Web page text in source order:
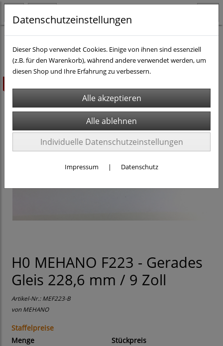
H0 MEHANO F223 - Gerades
Gleis 228,6 mm / 9 Zoll
Artikel-Nr.:MEF223-B
vonMEHANO
Staffelpreise
Menge
Stückpreis
Datenschutzeinstellungen
Dieser Shop verwendet Cookies. Einige von ihnen sind essenziell
(z.B. für den Warenkorb), während andere verwendet werden, um
diesen Shop und Ihre Erfahrung zu verbessern.
Individuelle Datenschutzeinstellungen
Impressum | Datenschutz